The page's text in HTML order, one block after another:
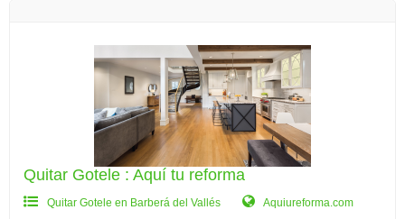
Quitar Gotele : Aquí tu reforma
Quitar Gotele en Barberá del Vallés Aquiureforma.com